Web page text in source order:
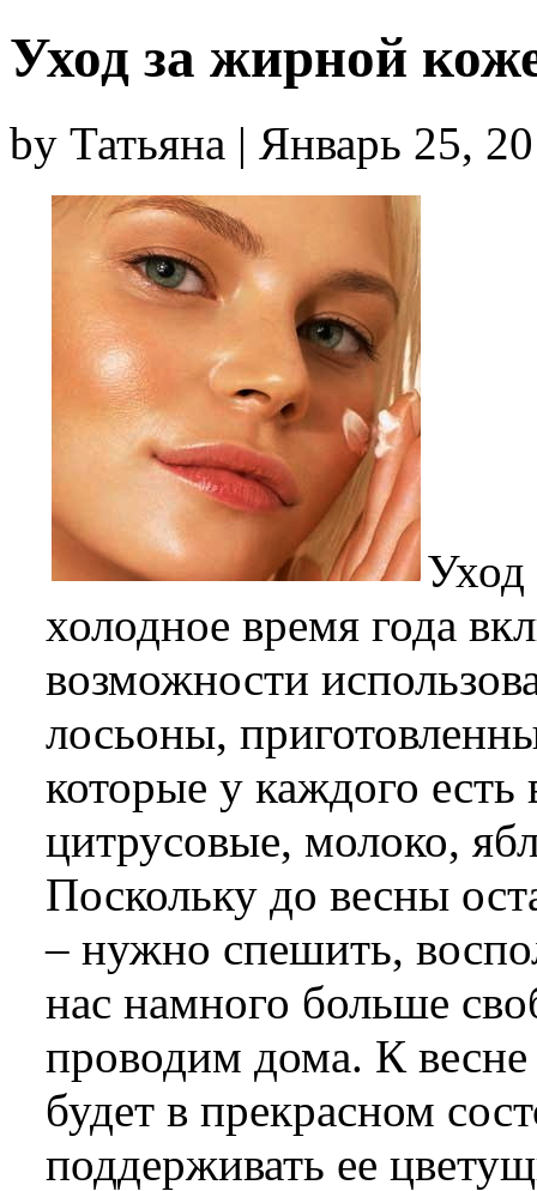
Уход за жирной
by Татьяна | Январь 25,
Уход
холодное время года
возможности
лосьоны,
которые у каждого
цитрусовые, молоко,
Поскольку до весны
– нужно спешить,
нас намного больше
проводим дома. К
будет в прекрасном
поддерживать ее